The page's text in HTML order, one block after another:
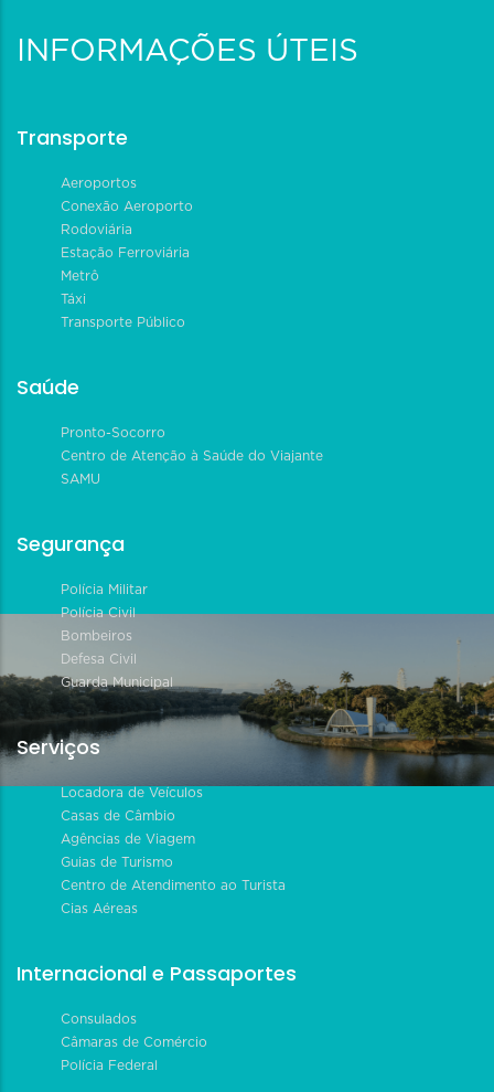
INFORMAÇÕES ÚTEIS
Transporte
Aeroportos
Conexão Aeroporto
Rodoviária
Estação Ferroviária
Metrô
Táxi
Transporte Público
Saúde
Pronto-Socorro
Centro de Atenção à Saúde do Viajante
SAMU
Segurança
Polícia Militar
Polícia Civil
Bombeiros
Defesa Civil
Guarda Municipal
Serviços
Locadora de Veículos
Casas de Câmbio
Agências de Viagem
Guias de Turismo
Centro de Atendimento ao Turista
Cias Aéreas
Internacional e Passaportes
Consulados
Câmaras de Comércio
Polícia Federal